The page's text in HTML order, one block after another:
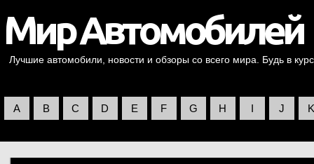
Лучшие автомобили, новости и обзоры со всего мира. Будь в
A B C D E F G H I J K